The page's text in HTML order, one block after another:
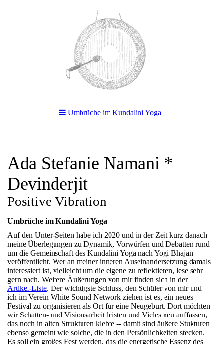
Umbrüche im Kundalini Yoga
Ada Stefanie Namani *
Devinderjit
Positive Vibration
Umbrüche im Kundalini Yoga
Auf den Unter-Seiten habe ich 2020 und in der Zeit kurz danach
meine Überlegungen zu Dynamik, Vorwürfen und Debatten rund
um die Gemeinschaft des Kundalini Yoga nach Yogi Bhajan
veröffentlicht. Wer an meiner inneren Auseinandersetzung damals
interessiert ist, vielleicht um die eigene zu reflektieren, lese sehr
gern nach. Weitere Äußerungen von mir finden sich in der
Artikel-Liste. Der wichtigste Schluss, den Schüler von mir und
ich im Verein White Sound Network ziehen ist es, ein neues
Festival zu organisieren als Ort für eine Neugeburt. Dort möchten
wir Schatten- und Visionsarbeit leisten und Vieles neu auffassen,
das noch in alten Strukturen klebte -- damit sind äußere Stukturen
ebenso gemeint wie solche, die in den Persönlichkeiten stecken.
Es soll ein großes Fest werden, das die energetische Essenz des